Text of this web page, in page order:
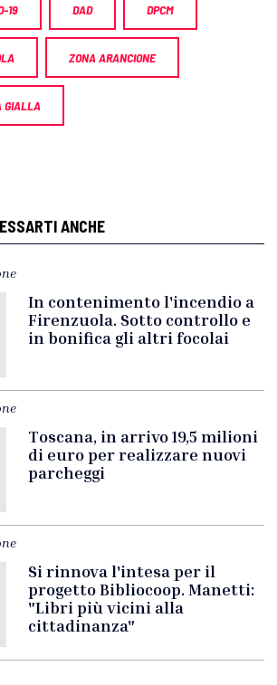
19 DAD DPCM
ZONA ARANCIONE
GIALLA
ANCHE
In contenimento l'incendio a
Firenzuola. Sotto controllo e
in bonifica gli altri focolai
Toscana, in arrivo 19,5 milioni
di euro per realizzare nuovi
parcheggi
Si rinnova l'intesa per il
progetto Bibliocoop. Manetti:
"Libri più vicini alla
cittadinanza"